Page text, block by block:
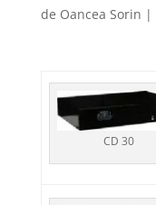
de Oancea Sorin |
CD 30